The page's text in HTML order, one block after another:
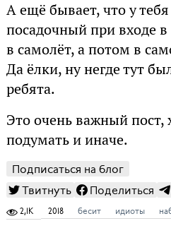
А ещё бывает, что у
посадочный при входе
в самолёт, а потом в
Да ёлки, ну негде тут
ребята.
Это очень важный пост,
подумать и иначе.
Подписаться на блог
Твитнуть
Поделиться
2,1K 2018 бесит идиоты